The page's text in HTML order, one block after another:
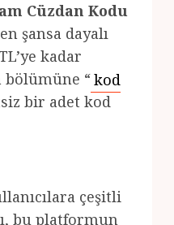
Cüzdan Kodu
şansa dayalı
kadar
bölümüne “kod
bir adet kod
çeşitli
bu platformun